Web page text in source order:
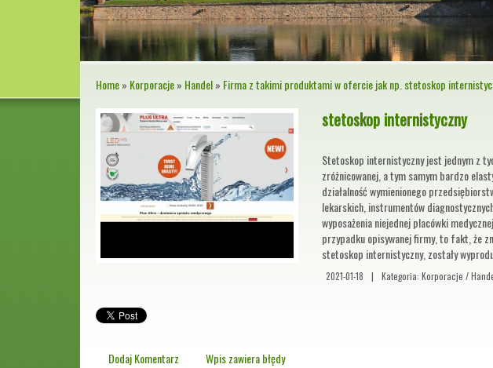
Home» Korporacje» Handel» Firma z takimi produktami w ofercie jak np. stetoskop
stetoskop internistyczny
Stetoskop internistyczny jest jednym z
zróżnicowanej, a tym samym bardzo
działalność wymienionego
lekarskich, instrumentów
wyposażenia niejednej placówki
przypadku opisywanej firmy, to fakt, że
stetoskop internistyczny, zostały
2021-01-18 | Kategoria: Korporacje /
Dodaj Komentarz Wpis zawiera błędy